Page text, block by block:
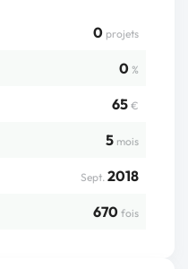
0 projets
0 %
65 €
5 mois
Sept. 2018
670 fois